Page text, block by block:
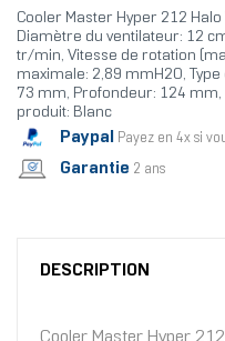
Cooler Master Hyper 212
Diamètre du ventilateur: 12
tr/min, Vitesse de rotation
maximale: 2,89 mmH2O,
73 mm, Profondeur: 124
produit: Blanc
Paypal Payez en 4x si
Garantie 2 ans
DESCRIPTION
Cooler Master Hyper